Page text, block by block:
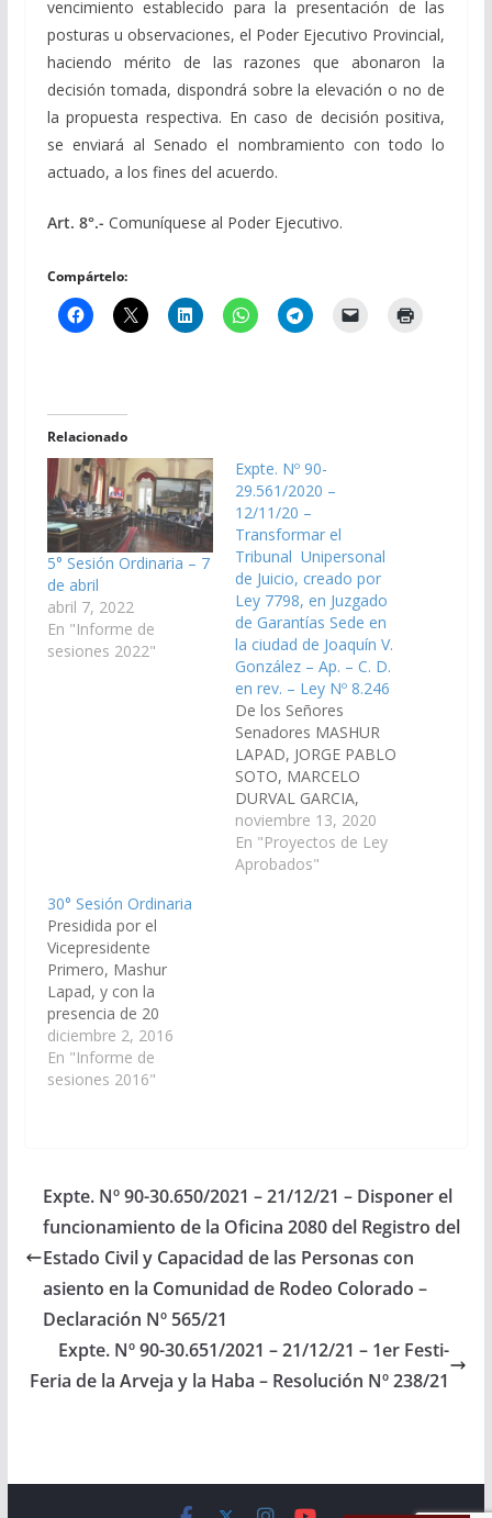
vencimiento establecido para la presentación de las
posturas u observaciones, el Poder Ejecutivo Provincial,
haciendo mérito de las razones que abonaron la
decisión tomada, dispondrá sobre la elevación o no de
la propuesta respectiva. En caso de decisión positiva,
se enviará al Senado el nombramiento con todo lo
actuado, a los fines del acuerdo.
Art. 8°.- Comuníquese al Poder Ejecutivo.
Compártelo:
Relacionado
5° Sesión Ordinaria – 7
de abril
abril 7, 2022
En "Informe de
sesiones 2022"
Expte. Nº 90-
29.561/2020 –
12/11/20 –
Transformar el
Tribunal Unipersonal
de Juicio, creado por
Ley 7798, en Juzgado
de Garantías Sede en
la ciudad de Joaquín V.
González – Ap. – C. D.
en rev. – Ley Nº 8.246
De los Señores
Senadores MASHUR
LAPAD, JORGE PABLO
SOTO, MARCELO
DURVAL GARCIA,
JAVIER ALBERTO
MONICO GRACIANO,
WALTER JOAQUIN
noviembre 13, 2020
En "Proyectos de Ley
Aprobados"
30° Sesión Ordinaria
Presidida por el
Vicepresidente
Primero, Mashur
Lapad, y con la
presencia de 20
senadores, se llevó a
cabo la 30º Sesión
Ordinaria de la Cámara
Acuerdos y
Designaciones, se dio
acuerdo al pliego
remitidos por…
diciembre 2, 2016
En "Informe de
sesiones 2016"
Expte. Nº 90-30.650/2021 – 21/12/21 – Disponer el
funcionamiento de la Oficina 2080 del Registro del
Estado Civil y Capacidad de las Personas con
asiento en la Comunidad de Rodeo Colorado –
Declaración Nº 565/21
Expte. Nº 90-30.651/2021 – 21/12/21 – 1er Festi-
Feria de la Arveja y la Haba – Resolución Nº 238/21